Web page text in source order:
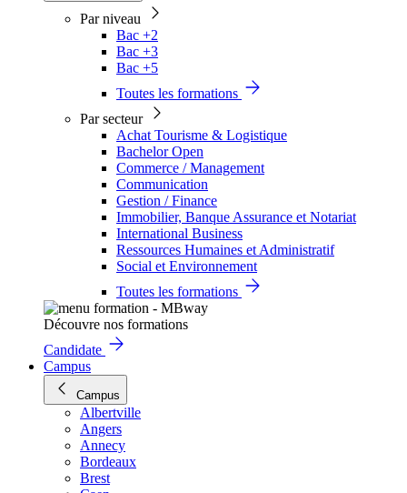
Par niveau
Bac +2
Bac +3
Bac +5
Toutes les formations
Par secteur
Achat Tourisme & Logistique
Bachelor Open
Commerce / Management
Communication
Gestion / Finance
Immobilier, Banque Assurance et Notariat
International Business
Ressources Humaines et Administratif
Social et Environnement
Toutes les formations
Découvre nos formations
Candidate
Campus
Campus
Albertville
Angers
Annecy
Bordeaux
Brest